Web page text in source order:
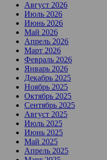
Август 2026
Июль 2026
Июнь 2026
Май 2026
Апрель 2026
Март 2026
Февраль 2026
Январь 2026
Декабрь 2025
Ноябрь 2025
Октябрь 2025
Сентябрь 2025
Август 2025
Июль 2025
Июнь 2025
Май 2025
Апрель 2025